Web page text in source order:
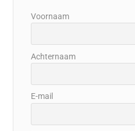
Voornaam
Achternaam
E-mail